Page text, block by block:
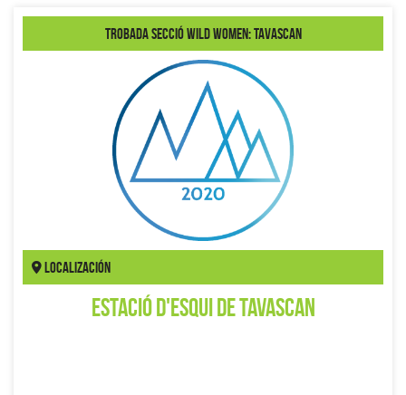
Trobada secció Wild Women: Tavascan
Localización
Estació d'esqui de Tavascan